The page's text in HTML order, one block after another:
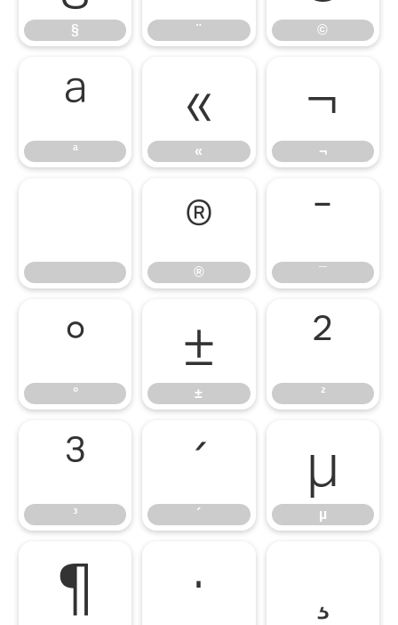
§ ¨ ©
ª
ª
«
«
¬
¬
®
®
¯
¯
°
°
±
±
²
²
³
³
´
´
µ
µ
¶ · ¸